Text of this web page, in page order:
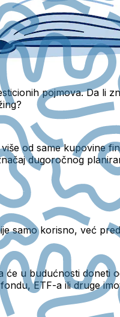
pojmova. Da li
od same kupovine
dugoročnog
samo korisno, već
će u budućnosti doneti
ETF-a ili druge